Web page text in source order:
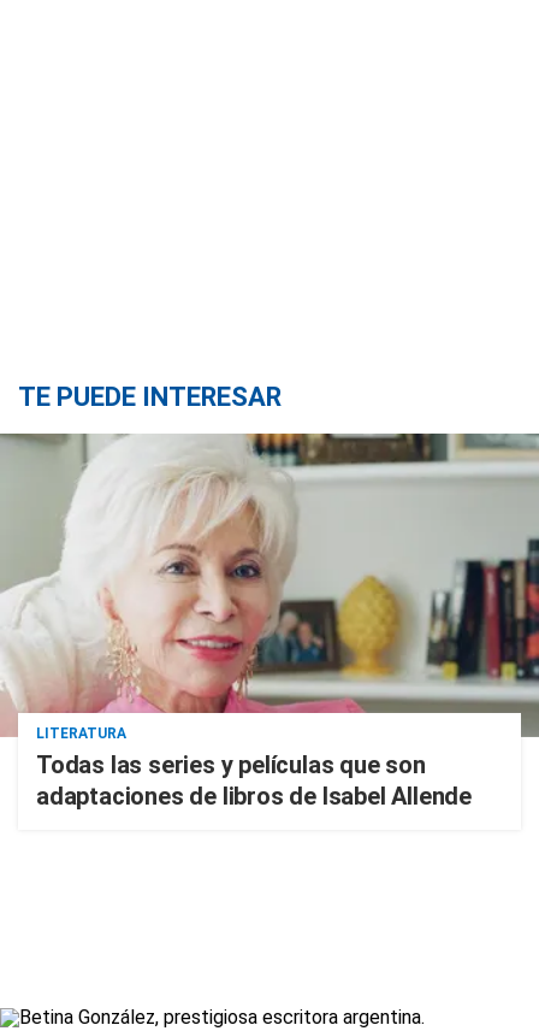
TE PUEDE INTERESAR
LITERATURA
Todas las series y películas que son
adaptaciones de libros de Isabel Allende